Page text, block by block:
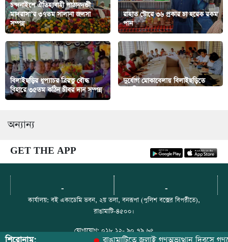
চন্দনাইশে ঐতিহ্যবাহী পাঠানদন্ডী
মাদরাসা’র ৩৭তম সালানা জলসা
সম্পন্ন
রাহাত স্টোরে ৩৬ প্রকার চা হরেক রকম
পান
বিলাইছড়ির ধুপ্যাচর ত্রিরত্ন বৌদ্ধ
বিহারে ৩৫তম কঠিন চীবর দান সম্পন্ন
দুর্যোগ মোকাবেলায় বিলাইছড়িতে
অন্যান্য
GET THE APP
- -
কার্যালয়: বই একাডেমি ভবন, ২য় তলা, বনরূপা (পুলিশ বক্সের বিপরীতে),
রাঙামাটি-৪৫০০।
যোগাযোগ: ০১৮ ১২- ৯০ ৭৯ ৬৫